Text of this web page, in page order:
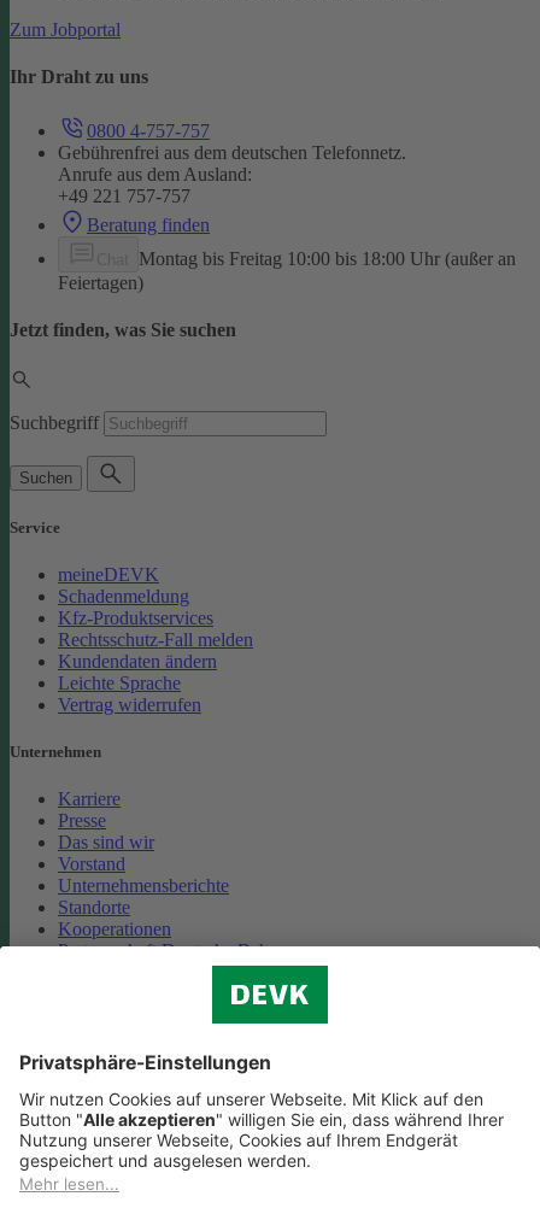
Zum Jobportal
Ihr Draht zu uns
0800 4-757-757
Gebührenfrei aus dem deutschen Telefonnetz.
Anrufe aus dem Ausland:
+49 221 757-757
Beratung finden
Montag bis Freitag 10:00 bis 18:00 Uhr (außer an
Feiertagen)
Jetzt finden, was Sie suchen
Suchbegriff
Suchen
Service
meineDEVK
Schadenmeldung
Kfz-Produktservices
Rechtsschutz-Fall melden
Kundendaten ändern
Leichte Sprache
Vertrag widerrufen
Unternehmen
Karriere
Presse
Das sind wir
Vorstand
Unternehmensberichte
Standorte
Kooperationen
Partnerschaft Deutsche Bahn
Cookie-Einstellungen
Datenschutz
Impressum